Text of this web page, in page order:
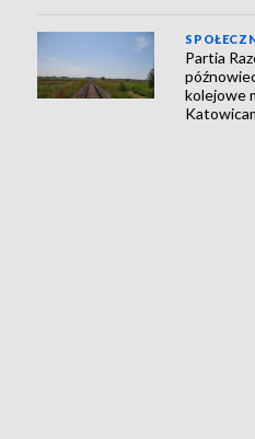
Partia
kolejowe